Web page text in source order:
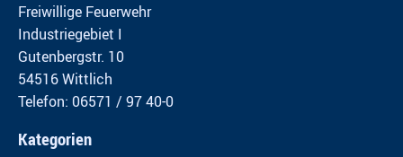
Freiwillige Feuerwehr
Industriegebiet I
Gutenbergstr. 10
54516 Wittlich
Telefon: 06571 / 97 40-0
Kategorien